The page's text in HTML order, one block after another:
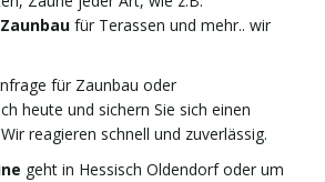
Zaunbau für Terassen und mehr.. wir
für Zaunbau oder
heute und sichern Sie sich einen
reagieren schnell und zuverlässig.
geht in Hessisch Oldendorf oder um